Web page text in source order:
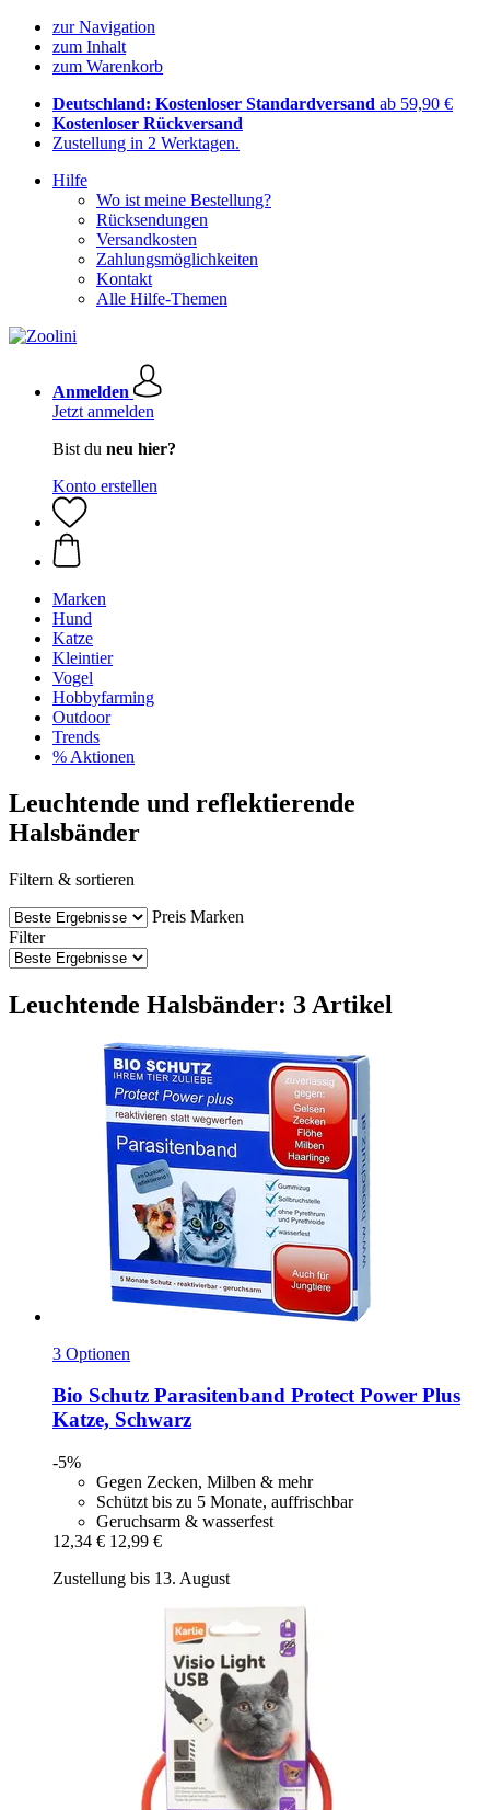
zur Navigation
zum Inhalt
zum Warenkorb
Deutschland: Kostenloser Standardversand ab 59,90 €
Kostenloser Rückversand
Zustellung in 2 Werktagen.
Hilfe
Wo ist meine Bestellung?
Rücksendungen
Versandkosten
Zahlungsmöglichkeiten
Kontakt
Alle Hilfe-Themen
Anmelden
Jetzt anmelden
Bist du neu hier?
Konto erstellen
Marken
Hund
Katze
Kleintier
Vogel
Hobbyfarming
Outdoor
Trends
% Aktionen
Leuchtende und reflektierende
Halsbänder
Filtern & sortieren
Preis Marken
Filter
Leuchtende Halsbänder: 3 Artikel
3 Optionen
Bio Schutz Parasitenband Protect Power Plus
Katze, Schwarz
-5%
Gegen Zecken, Milben & mehr
Schützt bis zu 5 Monate, auffrischbar
Geruchsarm & wasserfest
12,34 € 12,99 €
Zustellung bis 13. August